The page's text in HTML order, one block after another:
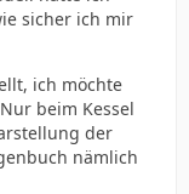
sicher ich mir
ich möchte
beim Kessel
der
nämlich